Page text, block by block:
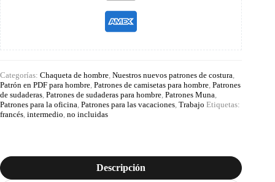
Categorías: Chaqueta de hombre Nuestros nuevos patrones de costura
Patrón en PDF para hombre Patrones de camisetas para hombre Patrones
de sudaderas Patrones de sudaderas para hombre Patrones Muna
Patrones para la oficina Patrones para las vacaciones Trabajo Etiquetas:
francés intermedio no incluidas
Descripción